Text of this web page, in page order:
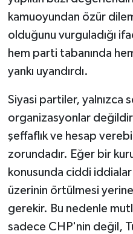
kamuoyundan özür
olduğunu vurguladığı
hem parti tabanında
yankı uyandırdı.
Siyasi partiler, yalnızca
organizasyonlar
şeffaflık ve hesap
zorundadır. Eğer bir
konusunda ciddi iddialar
üzerinin örtülmesi yerine
gerekir. Bu nedenle
sadece CHP'nin değil,